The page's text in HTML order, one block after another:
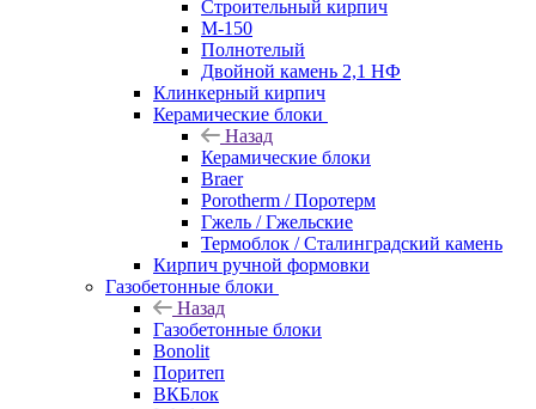
Строительный кирпич
М-150
Полнотелый
Двойной камень 2,1 НФ
Клинкерный кирпич
Керамические блоки
Назад
Керамические блоки
Braer
Porotherm / Поротерм
Гжель / Гжельские
Термоблок / Сталинградский камень
Кирпич ручной формовки
Газобетонные блоки
Назад
Газобетонные блоки
Bonolit
Поритеп
ВКБлок